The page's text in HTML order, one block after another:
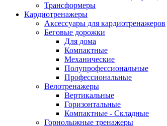
Трансформеры
Кардиотренажеры
Аксессуары для кардиотренажеров
Беговые дорожки
Для дома
Компактные
Механические
Полупрофессиональные
Профессиональные
Велотренажеры
Вертикальные
Горизонтальные
Компактные - Складные
Горнолыжные тренажеры